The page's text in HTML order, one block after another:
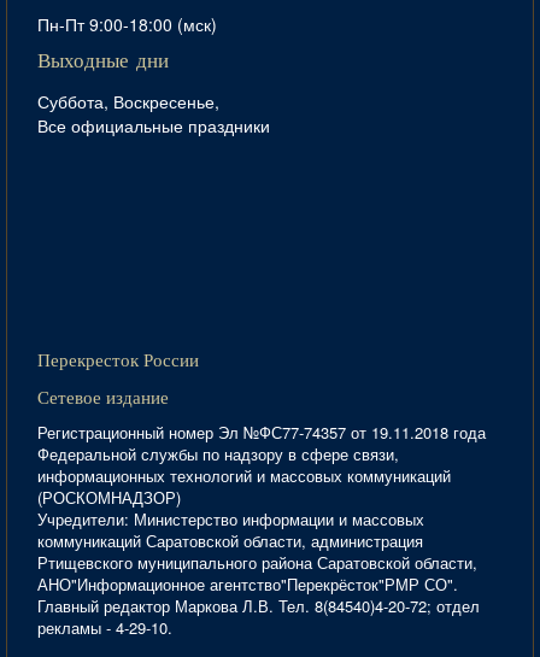
Пн-Пт 9:00-18:00 (мск)
Выходные дни
Суббота, Воскресенье,
Все официальные праздники
Перекресток России
Сетевое издание
Регистрационный номер Эл №ФС77-74357 от 19.11.2018 года
Федеральной службы по надзору в сфере связи,
информационных технологий и массовых коммуникаций
(РОСКОМНАДЗОР)
Учредители: Министерство информации и массовых
коммуникаций Саратовской области, администрация
Ртищевского муниципального района Саратовской области,
АНО"Информационное агентство"Перекрёсток"РМР СО".
Главный редактор Маркова Л.В. Тел. 8(84540)4-20-72; отдел
рекламы - 4-29-10.